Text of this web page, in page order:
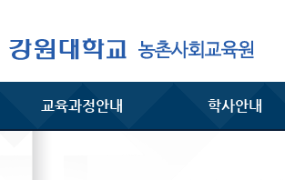
교육과정안내 학사안내